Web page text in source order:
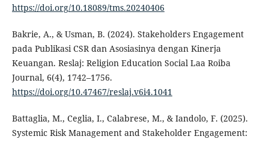
https://doi.org/10.18089/tms.20240406
Bakrie, A., & Usman, B. (2024). Stakeholders Engagement
pada Publikasi CSR dan Asosiasinya dengan Kinerja
Keuangan. Reslaj: Religion Education Social Laa Roiba
Journal, 6(4), 1742–1756.
https://doi.org/10.47467/reslaj.v6i4.1041
Battaglia, M., Ceglia, I., Calabrese, M., & Iandolo, F. (2025).
Systemic Risk Management and Stakeholder Engagement: